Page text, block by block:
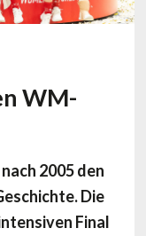
WM-
2005 den
Die
Final